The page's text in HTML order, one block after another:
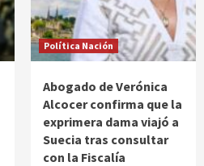
Política Nación
Abogado de Verónica
Alcocer confirma que la
exprimera dama viajó a
Suecia tras consultar
con la Fiscalía